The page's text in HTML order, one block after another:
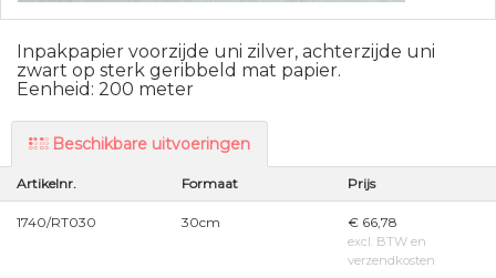
Inpakpapier voorzijde uni zilver, achterzijde uni
zwart op sterk geribbeld mat papier.
Eenheid: 200 meter
Beschikbare uitvoeringen
Artikelnr. Formaat Prijs
1740/RT030 30cm € 66,78
excl. BTW en
verzendkosten